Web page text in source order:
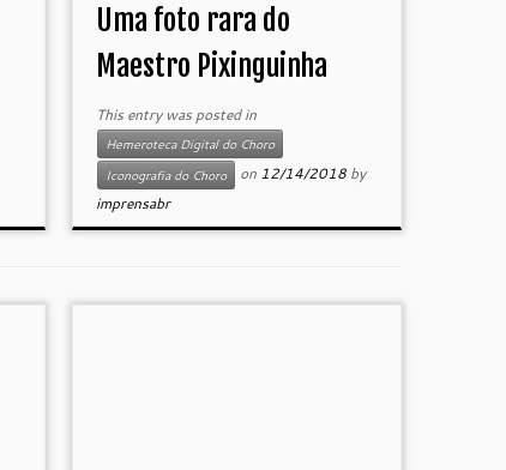
Uma foto rara do
Maestro Pixinguinha
This entry was posted in
Hemeroteca Digital do Choro
Iconografia do Choro
on 12/14/2018 by
imprensabr